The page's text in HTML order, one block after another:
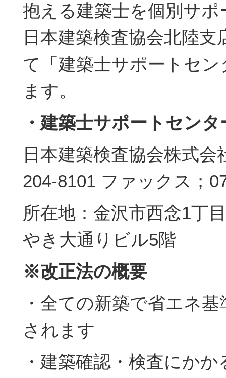
抱える建築士を個別サ
日本建築検査協会北陸支
て「建築士サポートセ
ます。
・建築士サポートセン
日本建築検査協会株式会
204-8101 ファックス；
所在地：金沢市西念1丁
やき大通りビル5階
※改正法の概要
・全ての新築で省エネ
されます
・建築確認・検査にか